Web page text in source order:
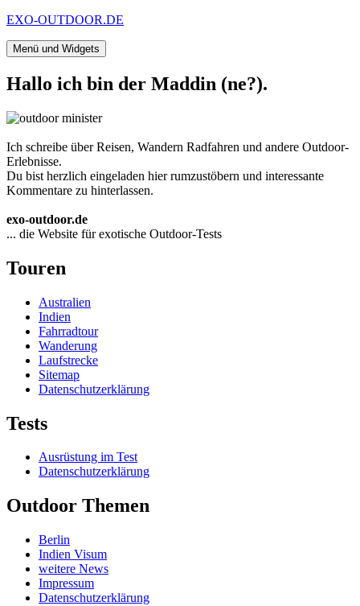
Zum
springen
EXO-OUTDOOR.DE
Menü und Widgets
Hallo ich bin der Maddin (ne?).
Ich schreibe über Reisen, Wandern Radfahren und andere Outdoor-
Erlebnisse.
Du bist herzlich eingeladen hier rumzustöbern und interessante
Kommentare zu hinterlassen.
exo-outdoor.de
... die Website für exotische Outdoor-Tests
Touren
Australien
Indien
Fahrradtour
Wanderung
Laufstrecke
Sitemap
Datenschutzerklärung
Tests
Ausrüstung im Test
Datenschutzerklärung
Outdoor Themen
Berlin
Indien Visum
weitere News
Impressum
Datenschutzerklärung